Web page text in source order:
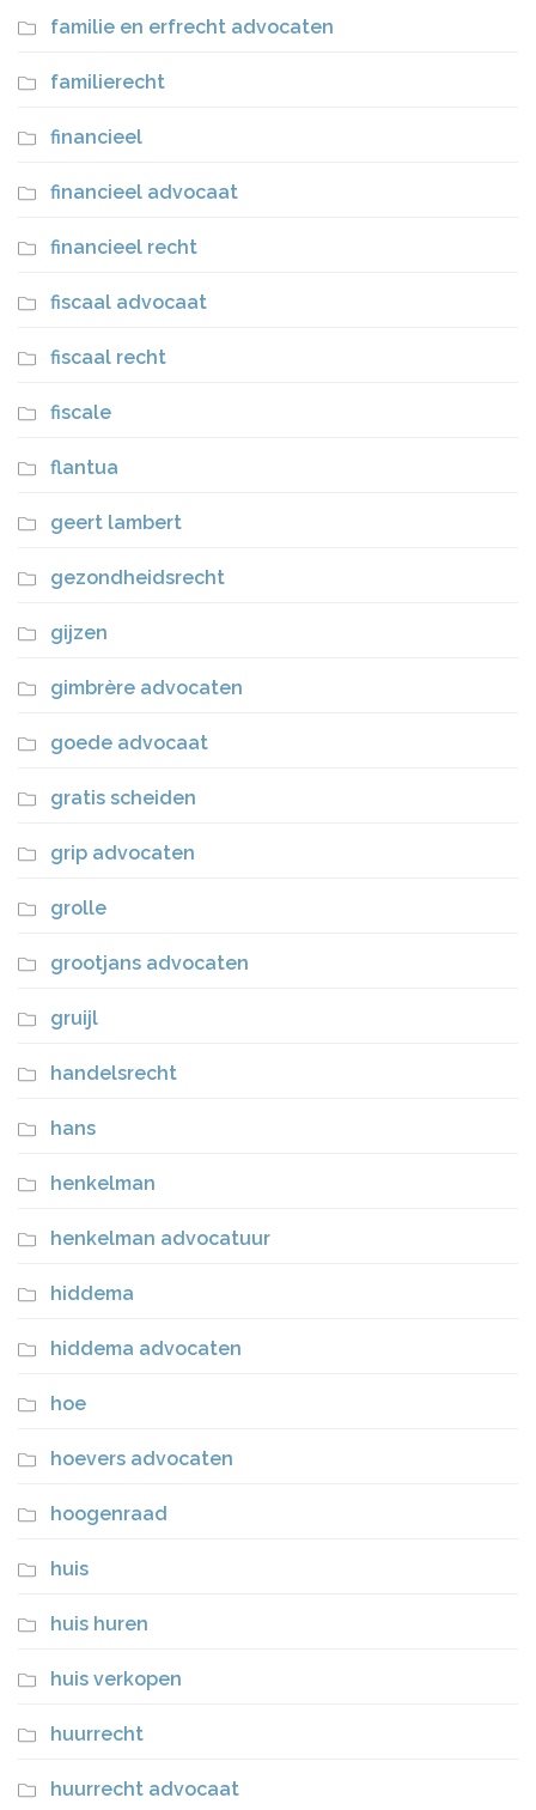
familie en erfrecht advocaten
familierecht
financieel
financieel advocaat
financieel recht
fiscaal advocaat
fiscaal recht
fiscale
flantua
geert lambert
gezondheidsrecht
gijzen
gimbrère advocaten
goede advocaat
gratis scheiden
grip advocaten
grolle
grootjans advocaten
gruijl
handelsrecht
hans
henkelman
henkelman advocatuur
hiddema
hiddema advocaten
hoe
hoevers advocaten
hoogenraad
huis
huis huren
huis verkopen
huurrecht
huurrecht advocaat